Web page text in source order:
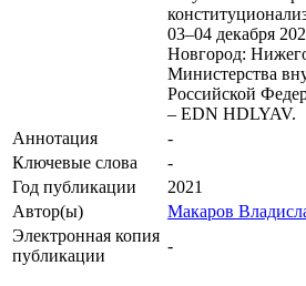
03–04 декабря
Новгород:
Министерства
Российской
– EDN HDLYAV.
Аннотация
-
Ключевые cлова
-
Год публикации
2021
Автор(ы)
Макаров
Электронная копия
публикации
-